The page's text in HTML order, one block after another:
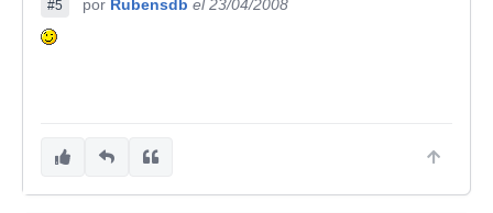
#5 por Rubensdb el 23/04/2008